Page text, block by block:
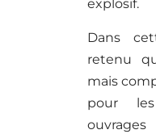
explosif.
Dans
retenu
mais
pour